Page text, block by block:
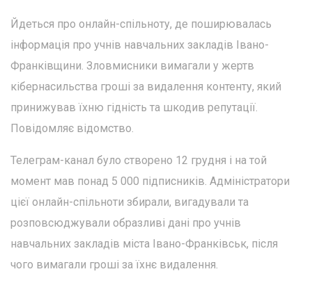
Йдеться про онлайн-спільноту, де поширювалась
інформація про учнів навчальних закладів Івано-
Франківщини. Зловмисники вимагали у жертв
кібернасильства гроші за видалення контенту, який
принижував їхню гідність та шкодив репутації.
Повідомляє відомство.
Телеграм-канал було створено 12 грудня і на той
момент мав понад 5 000 підписників. Адміністратори
цієї онлайн-спільноти збирали, вигадували та
розповсюджували образливі дані про учнів
навчальних закладів міста Івано-Франківськ, після
чого вимагали гроші за їхнє видалення.